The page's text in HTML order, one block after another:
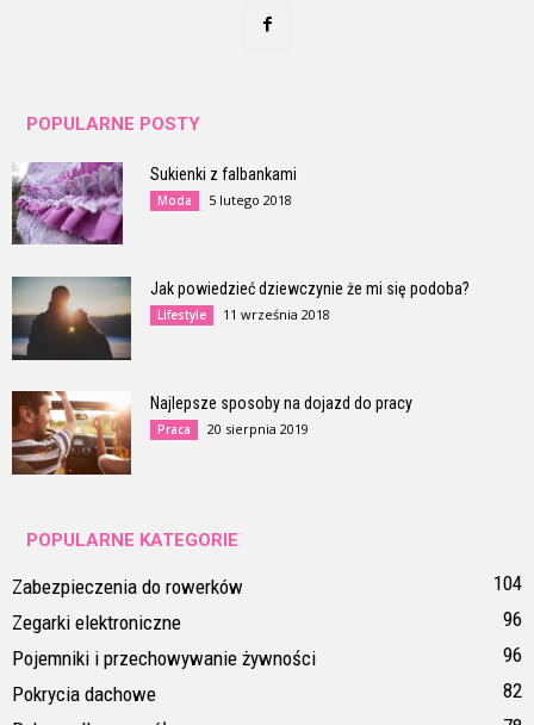
POPULARNE POSTY
Sukienki z falbankami
Moda 5 lutego 2018
Jak powiedzieć dziewczynie że mi się podoba?
Lifestyle 11 września 2018
Najlepsze sposoby na dojazd do pracy
Praca 20 sierpnia 2019
POPULARNE KATEGORIE
Zabezpieczenia do rowerków
104
Zegarki elektroniczne
96
Pojemniki i przechowywanie żywności
96
Pokrycia dachowe
82